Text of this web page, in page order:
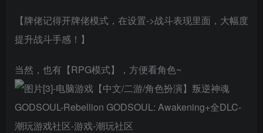
【牌佬记得开牌佬模式，在设置->战斗表现里面，大幅度
提升战斗手感！】
当然，也有【RPG模式】，方便看角色~